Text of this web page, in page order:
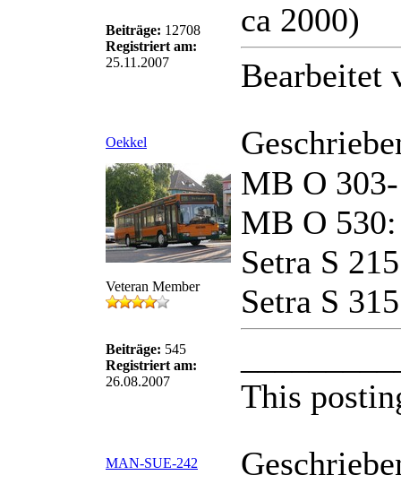
Beiträge: 12708
Registriert am:
25.11.2007
ca 2000)
Bearbeitet
Oekkel
Veteran Member
Beiträge: 545
Registriert am:
26.08.2007
MB O
MB O
Setra S
Setra S
This
MAN-SUE-242